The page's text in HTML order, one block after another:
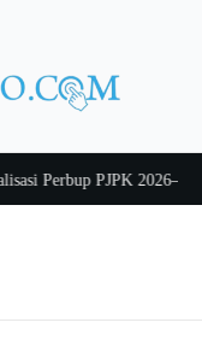
PJPK 2026–2030